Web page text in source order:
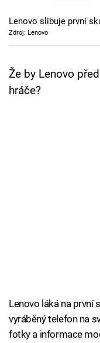
TV Program
Lenovo slibuje první
Zdroj: Lenovo
Že by Lenovo
hráče?
Lenovo láká na první
vyráběný telefon na
fotky a informace